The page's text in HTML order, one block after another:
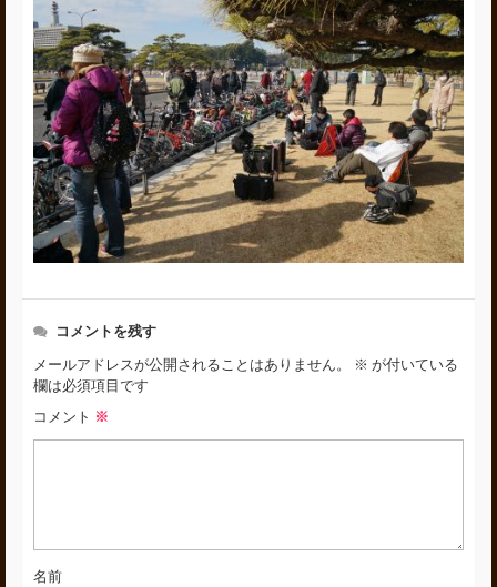
コメントを残す
メールアドレスが公開されることはありません。 ※ が付いている
欄は必須項目です
コメント ※
名前